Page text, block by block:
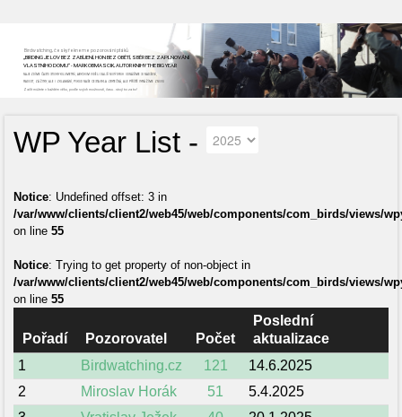
Birdwatching, česky řekneme pozorování ptáků
„BIRDING JE LOV BEZ ZABÍJENÍ, HON BEZ OBĚTÍ, SBĚR BEZ ZAPLŇOVÁNÍ
VLASTNÍHO DOMU“ - MARK OBMASCIK, AUTOR KNIHY THE BIG YEAR
NAJEZDÍME ČASTO STOVKY KILOMETRŮ, ABYCHOM VIDĚLI DALŠÍ NOVÝ DRUH. ODNÁŠÍME SI NADŠENÍ,
RADOST, ZÁŽITKY, ALE I ZKLAMÁNÍ, POKUD NAŠE CESTA BYLA ZBYTEČNÁ, ALE PŘÍŠTĚ VYRÁŽÍME ZNOVU
Začít můžete v každém věku, podle svých možností, času...stojí to za to!
WP Year List -
Notice: Undefined offset: 3 in
/var/www/clients/client2/web45/web/components/com_birds/views/
on line 55
Notice: Trying to get property of non-object in
/var/www/clients/client2/web45/web/components/com_birds/views/
on line 55
Pořadí Pozorovatel Počet
Poslední
aktualizace
1
Birdwatching.cz 121
14.6.2025
2
Miroslav Horák 51
5.4.2025